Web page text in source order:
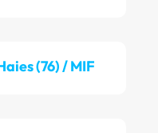
(76) / MIF